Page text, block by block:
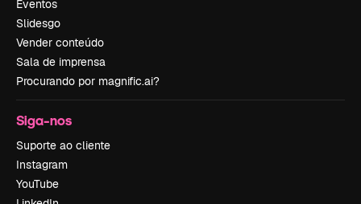
Eventos
Slidesgo
Vender conteúdo
Sala de imprensa
Procurando por magnific.ai?
Siga-nos
Suporte ao cliente
Instagram
YouTube